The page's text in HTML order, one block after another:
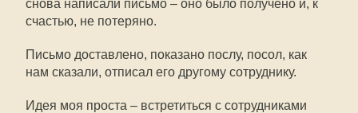
снова написали письмо – оно было получено и, к
счастью, не потеряно.
Письмо доставлено, показано послу, посол, как
нам сказали, отписал его другому сотруднику.
Идея моя проста – встретиться с сотрудниками